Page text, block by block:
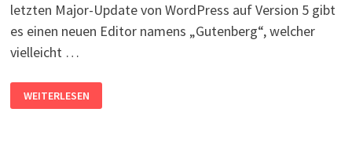
letzten Major-Update von WordPress auf Version 5 gibt
es einen neuen Editor namens „Gutenberg“, welcher
vielleicht …
NEUEN
EDITOR
WEITERLESEN